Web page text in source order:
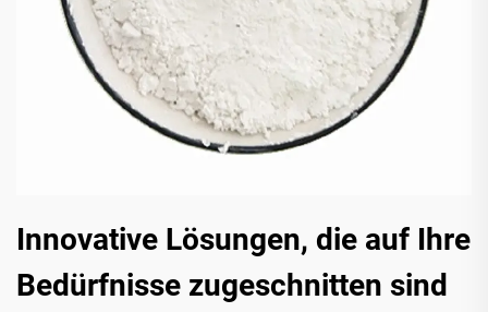
Innovative Lösungen, die auf Ihre
Bedürfnisse zugeschnitten sind